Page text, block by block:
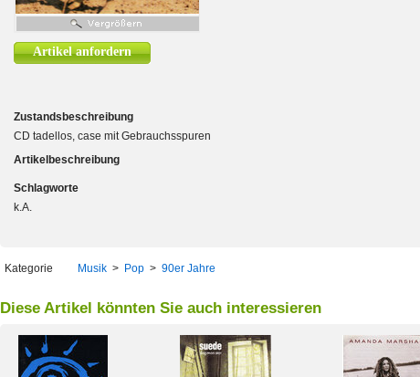
Artikel anfordern
Zustandsbeschreibung
CD tadellos, case mit Gebrauchsspuren
Artikelbeschreibung
Schlagworte
k.A.
Kategorie Musik > Pop > 90er Jahre
Diese Artikel könnten Sie auch interessieren